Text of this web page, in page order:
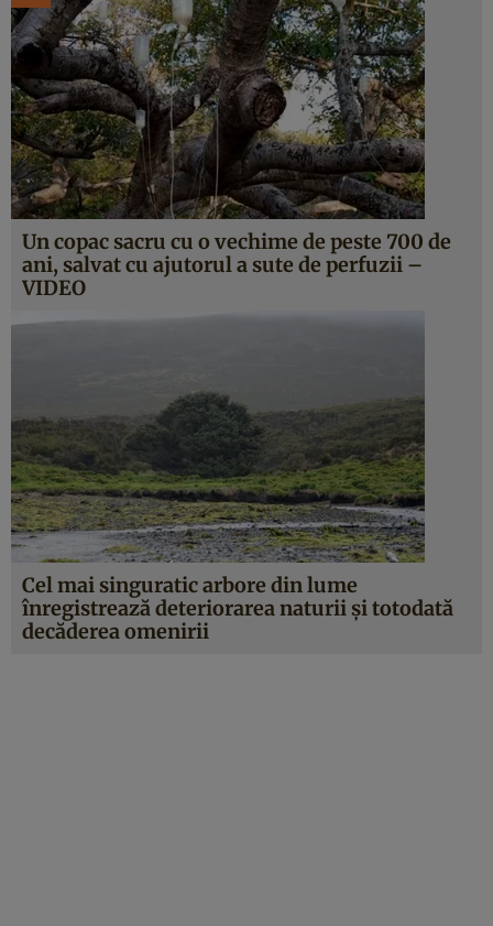
Un copac sacru cu o vechime de peste 700 de
ani, salvat cu ajutorul a sute de perfuzii –
VIDEO
Cel mai singuratic arbore din lume
înregistrează deteriorarea naturii şi totodată
decăderea omenirii